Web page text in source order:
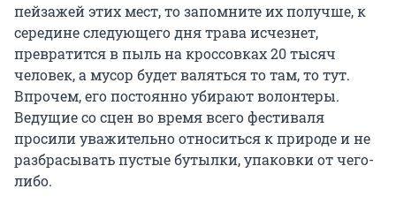
пейзажей этих мест, то запомните их получше, к
середине следующего дня трава исчезнет,
превратится в пыль на кроссовках 20 тысяч
человек, а мусор будет валяться то там, то тут.
Впрочем, его постоянно убирают волонтеры.
Ведущие со сцен во время всего фестиваля
просили уважительно относиться к природе и не
разбрасывать пустые бутылки, упаковки от чего-
либо.